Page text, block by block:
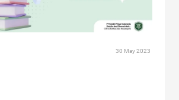
30 May 2023